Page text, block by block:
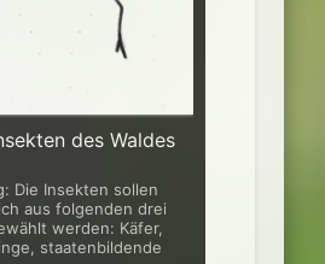
des Waldes
Die Insekten sollen
aus folgenden drei
werden: Käfer,
staatenbildende